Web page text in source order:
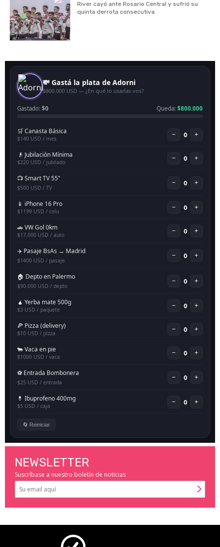
River cayó ante Rosario Central y sufrió su
quinta derrota consecutiva
NEWSLETTER
Suscríbase a nuestro boletín de noticias